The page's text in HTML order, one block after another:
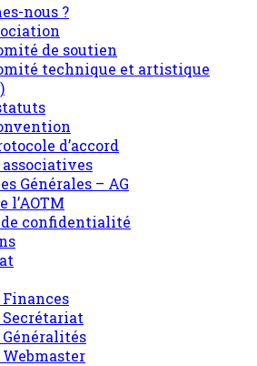
nous ?
de soutien
technique et artistique
d’accord
Générales – AG
l’AOTM
confidentialité